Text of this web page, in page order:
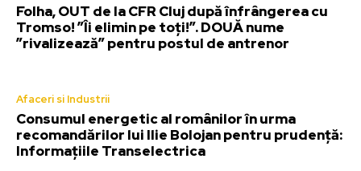
Folha, OUT de la CFR Cluj după înfrângerea cu
Tromso! ”Îi elimin pe toți!”. DOUĂ nume
”rivalizează” pentru postul de antrenor
Afaceri si Industrii
Consumul energetic al românilor în urma
recomandărilor lui Ilie Bolojan pentru prudență:
Informațiile Transelectrica